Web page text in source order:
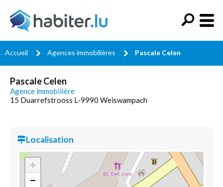
Accueil Agences immobilières Pascale Celen
Pascale Celen
Agence immobilière
15 Duarrefstrooss L-9990 Weiswampach
Localisation
+
−